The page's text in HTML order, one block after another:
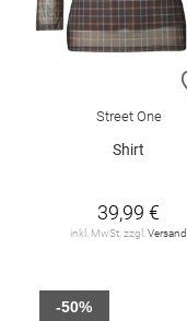
Street One
Shirt
39,99 €
inkl. MwSt. zzgl. Versand
-50%